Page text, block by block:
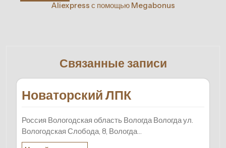
Aliexpress с помощью Megabonus
Связанные записи
Новаторский ЛПК
Россия Вологодская область Вологда Вологда ул.
Вологодская Слобода, 8, Вологда…